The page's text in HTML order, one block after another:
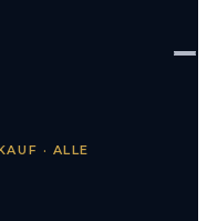
· ALLE